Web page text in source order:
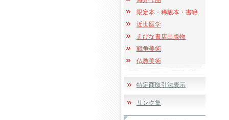
限定本・稀覯本・書籍
近世医学
えびな書店出版物
戦争美術
仏教美術
特定商取引法表示
リンク集